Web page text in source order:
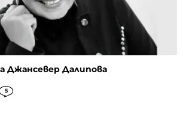
Джансевер Далипова
5